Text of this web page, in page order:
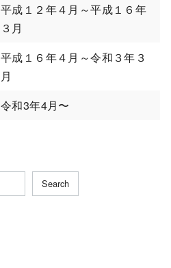
平成１２年４月～平成１６年
３月
平成１６年４月～令和３年３
月
令和3年4月〜
Search